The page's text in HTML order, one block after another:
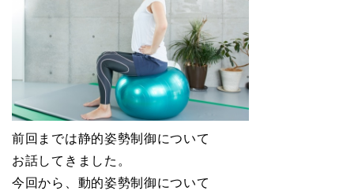
前回までは静的姿勢制御について
お話してきました。
今回から、動的姿勢制御について